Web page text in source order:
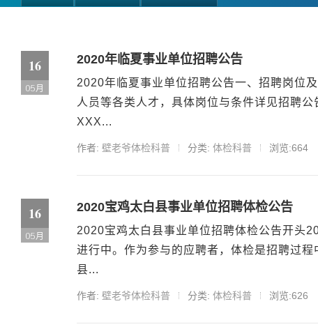
16
05月
2020年临夏事业单位招聘公告
2020年临夏事业单位招聘公告一、招聘岗位
人员等各类人才，具体岗位与条件详见招聘
XXX...
作者: 壁老爷体检科普 分类: 体检科普 浏览:664
16
05月
2020宝鸡太白县事业单位招聘体检公告
2020宝鸡太白县事业单位招聘体检公告开头
进行中。作为参与的应聘者，体检是招聘过
县...
作者: 壁老爷体检科普 分类: 体检科普 浏览:626